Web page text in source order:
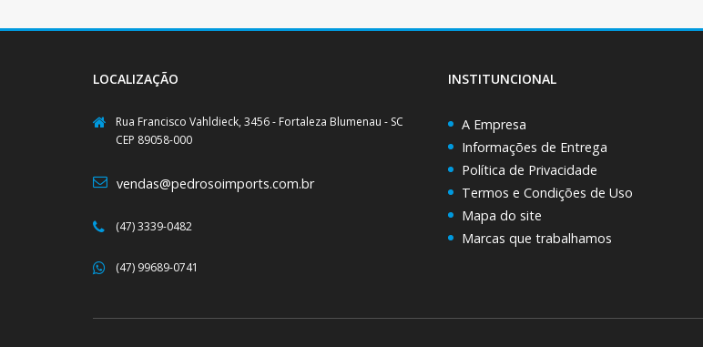
LOCALIZAÇÃO
Rua Francisco Vahldieck, 3456 - Fortaleza Blumenau - SC
CEP 89058-000
vendas@pedrosoimports.com.br
(47) 3339-0482
(47) 99689-0741
INSTITUNCIONAL
A Empresa
Informações de Entrega
Política de Privacidade
Termos e Condições de Uso
Mapa do site
Marcas que trabalhamos